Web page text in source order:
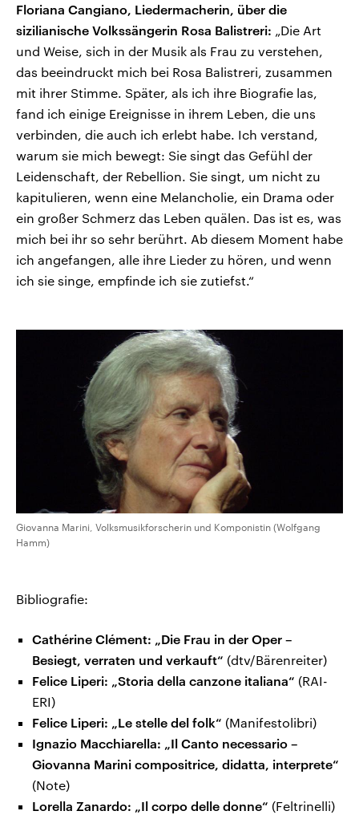
Floriana Cangiano, Liedermacherin, über die
sizilianische Volkssängerin Rosa Balistreri: „Die Art
und Weise, sich in der Musik als Frau zu verstehen,
das beeindruckt mich bei Rosa Balistreri, zusammen
mit ihrer Stimme. Später, als ich ihre Biografie las,
fand ich einige Ereignisse in ihrem Leben, die uns
verbinden, die auch ich erlebt habe. Ich verstand,
warum sie mich bewegt: Sie singt das Gefühl der
Leidenschaft, der Rebellion. Sie singt, um nicht zu
kapitulieren, wenn eine Melancholie, ein Drama oder
ein großer Schmerz das Leben quälen. Das ist es, was
mich bei ihr so sehr berührt. Ab diesem Moment habe
ich angefangen, alle ihre Lieder zu hören, und wenn
ich sie singe, empfinde ich sie zutiefst.“
Giovanna Marini, Volksmusikforscherin und Komponistin (Wolfgang
Hamm)
Bibliografie:
Cathérine Clément: „Die Frau in der Oper –
Besiegt, verraten und verkauft“ (dtv/Bärenreiter)
Felice Liperi: „Storia della canzone italiana“ (RAI-
ERI)
Felice Liperi: „Le stelle del folk“ (Manifestolibri)
Ignazio Macchiarella: „Il Canto necessario –
Giovanna Marini compositrice, didatta, interprete“
(Note)
Lorella Zanardo: „Il corpo delle donne“ (Feltrinelli)